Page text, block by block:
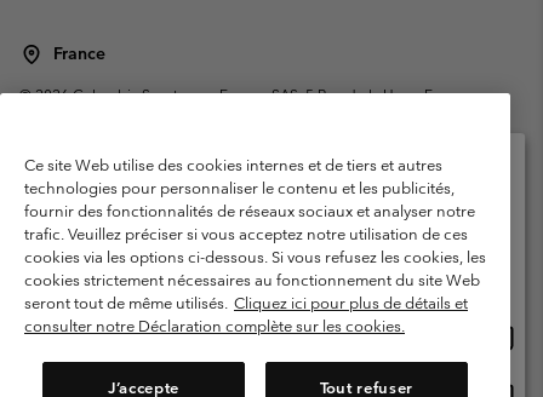
France
©2026Columbia Sportswear Europe SAS. 5 Rue de la Haye, Espace
Garanties Légales
Politique de confidentialité
Conditions d'utilisation - Membres
Conditions D'utilisation - Contenu généré par l'utilisateur
Impressum
Cookies
Public CBCR
Ce site Web utilise des cookies internes et de tiers et autres
technologies pour personnaliser le contenu et les publicités,
fournir des fonctionnalités de réseaux sociaux et analyser notre
trafic. Veuillez préciser si vous acceptez notre utilisation de ces
cookies via les options ci-dessous. Si vous refusez les cookies, les
cookies strictement nécessaires au fonctionnement du site Web
seront tout de même utilisés. Cliquez ici pour plus de détails et
consulter notre Déclaration complète sur les cookies.
J’accepte Tout refuser
Veuillez sélectionner votre pays d’expédition et
votre langue
Achats en ligne disponibles
United States
ligne